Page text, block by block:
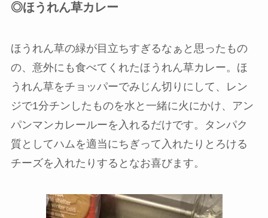
◎ほうれん草カレー
ほうれん草の緑が目立ちすぎるなぁと思ったもの
の、意外にも食べてくれたほうれん草カレー。 ほ
うれん草をチョッパーでみじん切りにして、レン
ジで1分チンしたものを水と一緒に火にかけ、アン
パンマンカレールーを入れるだけです。タンパク
質としてハムを適当にちぎって入れたりとろける
チーズを入れたりするとなお喜びます。